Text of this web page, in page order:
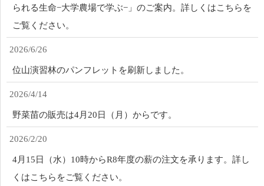
られる生命−大学農場で学ぶ−」のご案内。詳しくはこちらを
ご覧ください。
2026/6/26
位山演習林のパンフレットを刷新しました。
2026/4/14
野菜苗の販売は4月20日（月）からです。
2026/2/20
4月15日（水）10時からR8年度の薪の注文を承ります。詳し
くはこちらをご覧ください。